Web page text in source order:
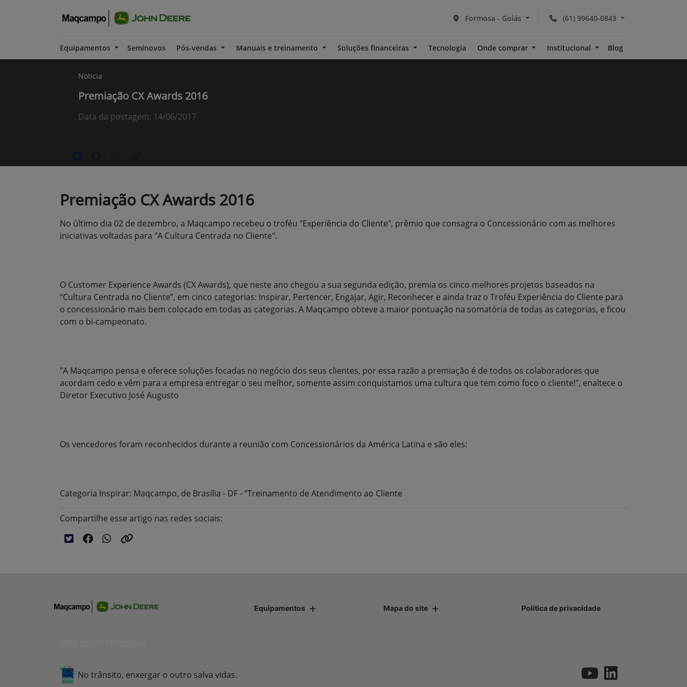
(61) 99640-0843
Formosa - Goiás
Equipamentos Seminovos Pós-vendas Manuais e treinamento Soluções financeiras Tecnologia Onde comprar Institucional Blog
Noticia
Premiação CX Awards 2016
Data da postagem: 14/06/2017
Premiação CX Awards 2016
No último dia 02 de dezembro, a Maqcampo recebeu o troféu "Experiência do Cliente", prêmio que consagra o Concessionário com as melhores
iniciativas voltadas para "A Cultura Centrada no Cliente".
O Customer Experience Awards (CX Awards), que neste ano chegou a sua segunda edição, premia os cinco melhores projetos baseados na
“Cultura Centrada no Cliente”, em cinco categorias: Inspirar, Pertencer, Engajar, Agir, Reconhecer e ainda traz o Troféu Experiência do Cliente para
o concessionário mais bem colocado em todas as categorias. A Maqcampo obteve a maior pontuação na somatória de todas as categorias, e ficou
com o bi-campeonato.
"A Maqcampo pensa e oferece soluções focadas no negócio dos seus clientes, por essa razão a premiação é de todos os colaboradores que
acordam cedo e vêm para a empresa entregar o seu melhor, somente assim conquistamos uma cultura que tem como foco o cliente!", enaltece o
Diretor Executivo José Augusto
Os vencedores foram reconhecidos durante a reunião com Concessionários da América Latina e são eles:
Categoria Inspirar: Maqcampo, de Brasília - DF - “Treinamento de Atendimento ao Cliente
Compartilhe esse artigo nas redes sociais:
Equipamentos Mapa do site Política de privacidade
No trânsito, enxergar o outro salva vidas.